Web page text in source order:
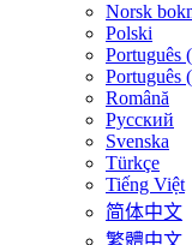
Norsk
Polski
Português
Português
Română
Русский
Svenska
Türkçe
Tiếng Việt
简体中文
繁體中文